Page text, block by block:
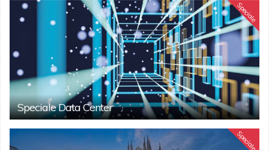
Speciale
Speciale Data Center
Speciale